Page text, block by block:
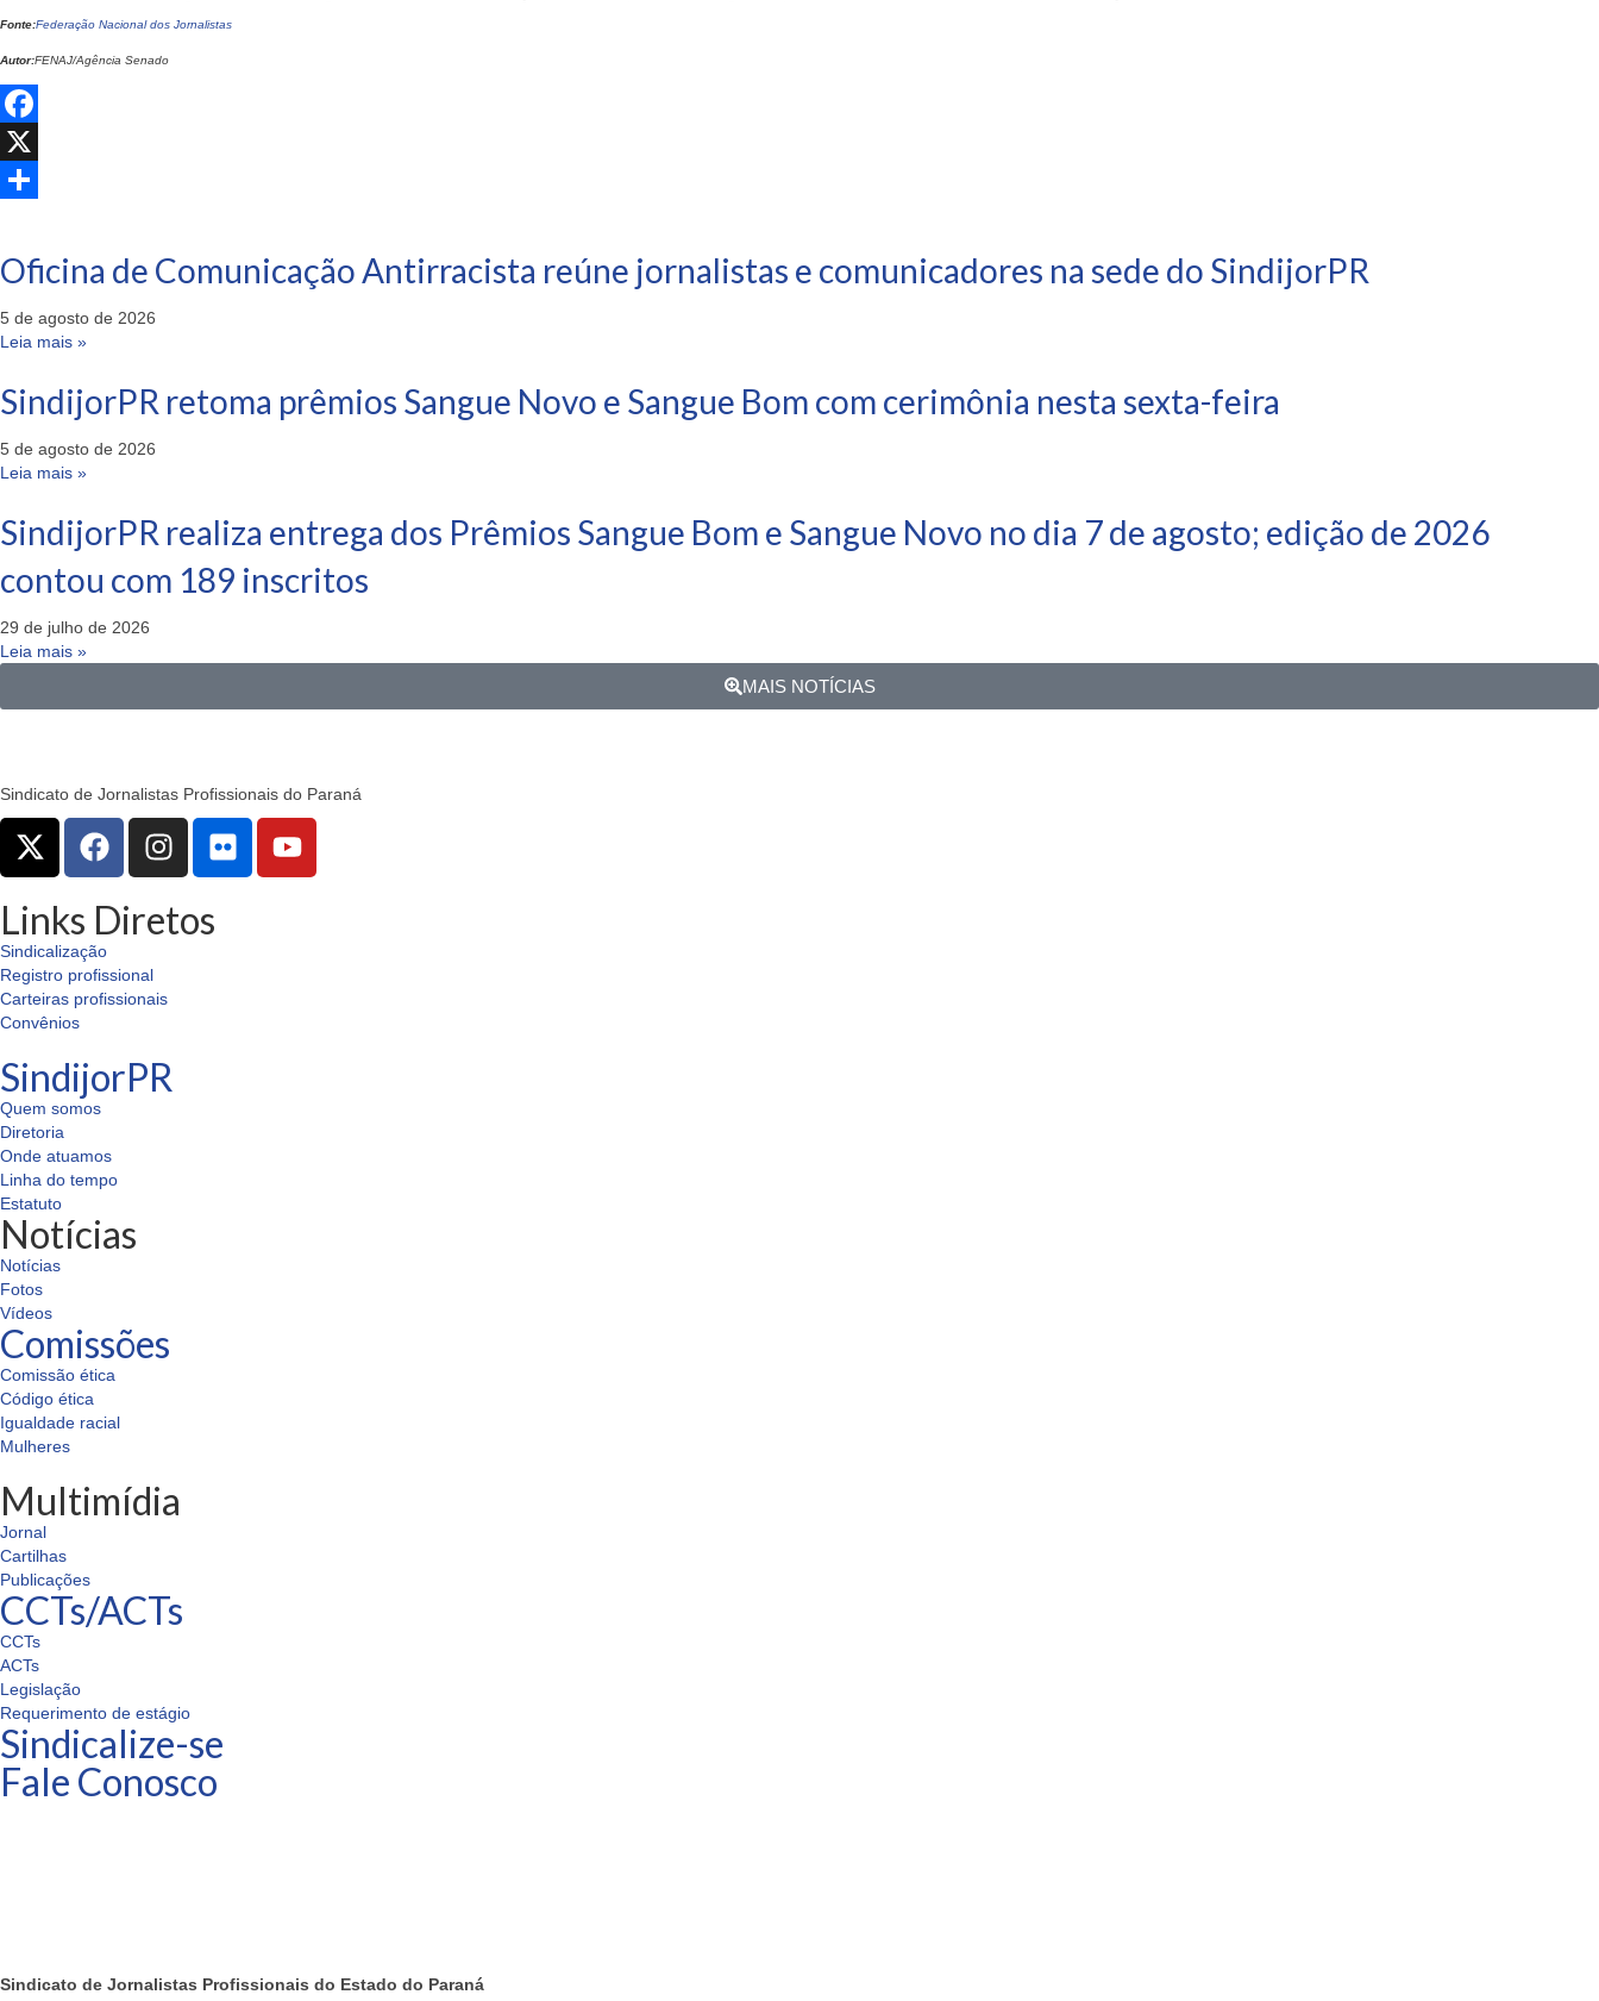
Fonte:Federação Nacional dos Jornalistas
Autor:FENAJ/Agência Senado
Facebook
X
Oficina de Comunicação Antirracista reúne jornalistas e comunicadores na sede do SindijorPR
5 de agosto de 2026
Leia mais »
SindijorPR retoma prêmios Sangue Novo e Sangue Bom com cerimônia nesta sexta-feira
5 de agosto de 2026
Leia mais »
SindijorPR realiza entrega dos Prêmios Sangue Bom e Sangue Novo no dia 7 de agosto; edição de 2026
contou com 189 inscritos
29 de julho de 2026
Leia mais »
MAIS NOTÍCIAS
Sindicato de Jornalistas Profissionais do Paraná
Links Diretos
Sindicalização
Registro profissional
Carteiras profissionais
Convênios
SindijorPR
Quem somos
Diretoria
Onde atuamos
Linha do tempo
Estatuto
Notícias
Notícias
Fotos
Vídeos
Comissões
Comissão ética
Código ética
Igualdade racial
Mulheres
Multimídia
Jornal
Cartilhas
Publicações
CCTs/ACTs
CCTs
ACTs
Legislação
Requerimento de estágio
Sindicalize-se
Fale Conosco
Sindicato de Jornalistas Profissionais do Estado do Paraná